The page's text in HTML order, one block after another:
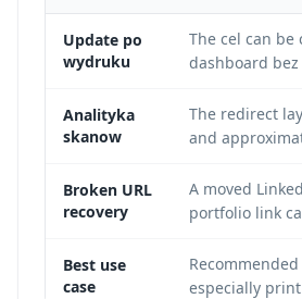
Update po
wydruku
The cel can be
dashboard
Analityka
skanow
The redirect
and
Broken URL
recovery
A moved
portfolio link
Best use
case
especially